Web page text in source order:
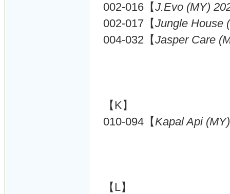
002-016【J.Evo (MY)
002-017【Jungle House
004-032【Jasper Care
【K】
010-094【Kapal Api
【L】